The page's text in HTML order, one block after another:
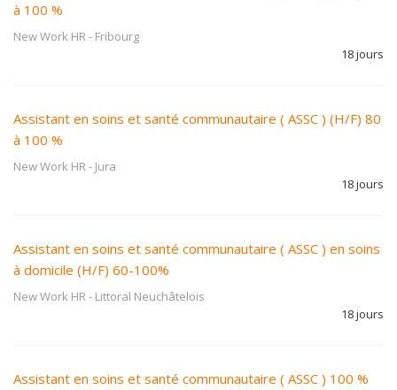
à 100 %
New Work HR- Fribourg
18 jours
Assistant en soins et santé communautaire ( ASSC ) (H/F) 80
à 100 %
New Work HR- Jura
18 jours
Assistant en soins et santé communautaire ( ASSC ) en soins
à domicile (H/F) 60-100%
New Work HR- Littoral Neuchâtelois
18 jours
Assistant en soins et santé communautaire ( ASSC ) 100 %